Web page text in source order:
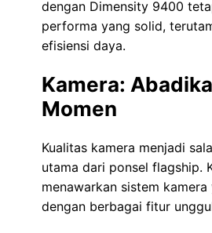
dengan Dimensity 9400
performa yang solid,
efisiensi daya.
Kamera:
Momen
Kualitas kamera menjadi
utama dari ponsel flagship.
menawarkan sistem kamera
dengan berbagai fitur